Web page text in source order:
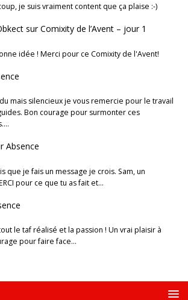
je suis vraiment content que ça plaise :-)
surComixity de l’Avent – jour 1
idée ! Merci pour ce Comixity de l'Avent!
mais silencieux je vous remercie pour le travail
Bon courage pour surmonter ces
Absence
que je fais un message je crois. Sam, un
pour ce que tu as fait et…
le taf réalisé et la passion ! Un vrai plaisir à
pour faire face…